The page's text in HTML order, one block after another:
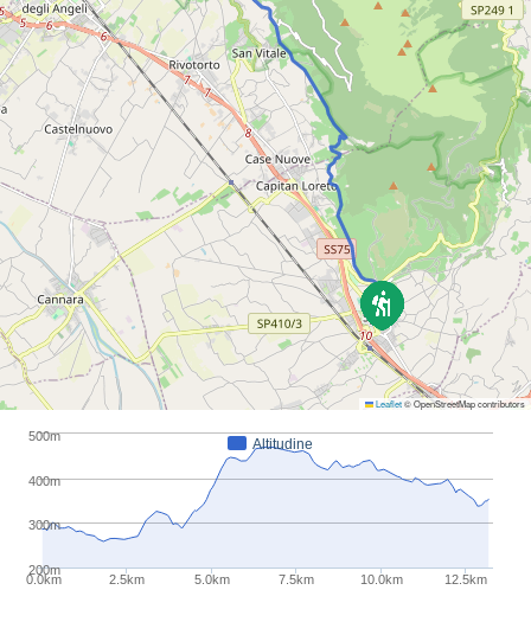
Leaflet© OpenStreetMap contributors
Altitudine
0.0km 2.5km 5.0km 7.5km 10.0km 12.5km
200m
300m
400m
500m